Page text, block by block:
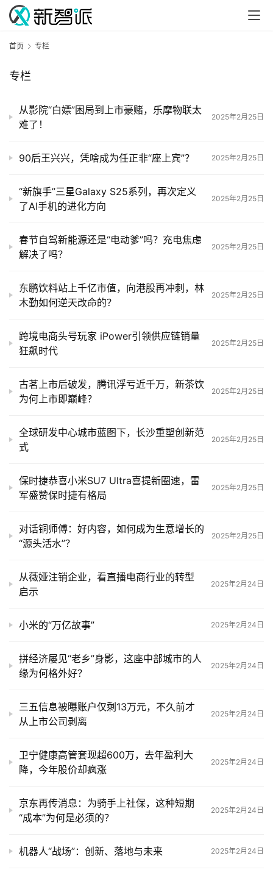
首
科
手
机
家
码
汽
登录
首页 专栏
专栏
从影院“白嫖”困局到上市豪赌，乐摩物联太
难了！
2025年2月25日
90后王兴兴，凭啥成为任正非“座上宾”？ 2025年2月25日
“新旗手”三星Galaxy S25系列，再次定义
了AI手机的进化方向
2025年2月25日
春节自驾新能源还是“电动爹”吗？充电焦虑
解决了吗？
2025年2月25日
东鹏饮料站上千亿市值，向港股再冲刺，林
木勤如何逆天改命的？
2025年2月25日
跨境电商头号玩家 iPower引领供应链销量
狂飙时代
2025年2月25日
古茗上市后破发，腾讯浮亏近千万，新茶饮
为何上市即巅峰？
2025年2月25日
全球研发中心城市蓝图下，长沙重塑创新范
式
2025年2月25日
保时捷恭喜小米SU7 Ultra喜提新圈速，雷
军盛赞保时捷有格局
2025年2月25日
对话铜师傅：好内容，如何成为生意增长的
“源头活水”？
2025年2月25日
从薇娅注销企业，看直播电商行业的转型
启示
2025年2月24日
小米的“万亿故事” 2025年2月24日
拼经济屡见“老乡”身影，这座中部城市的人
缘为何格外好？
2025年2月24日
三五信息被曝账户仅剩13万元，不久前才
从上市公司剥离
2025年2月24日
卫宁健康高管套现超600万，去年盈利大
降，今年股价却疯涨
2025年2月24日
京东再传消息：为骑手上社保，这种短期
“成本”为何是必须的？
2025年2月24日
机器人“战场”：创新、落地与未来 2025年2月24日